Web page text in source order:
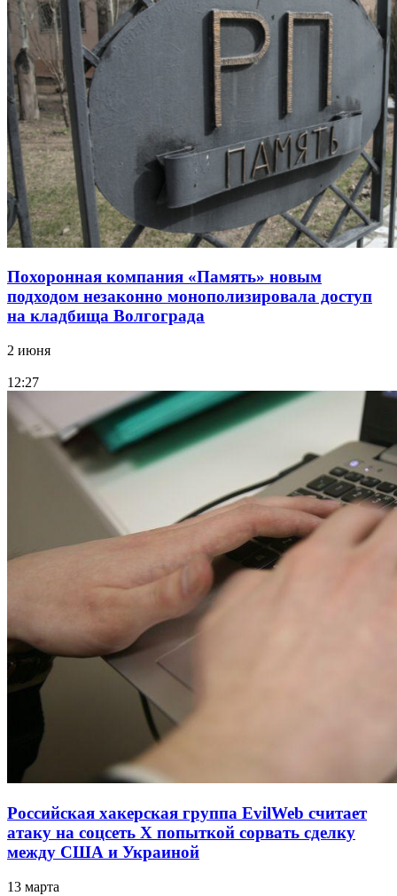
Похоронная компания «Память» новым
подходом незаконно монополизировала доступ
на кладбища Волгограда
2 июня
12:27
Российская хакерская группа EvilWeb считает
атаку на соцсеть Х попыткой сорвать сделку
между США и Украиной
13 марта